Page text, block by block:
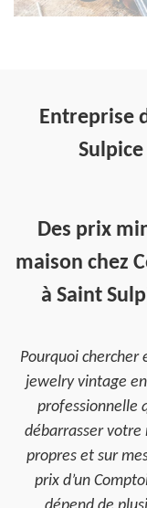
Entreprise
Des prix
maison chez
à Saint
Pourquoi chercher
jewelry vintage
professionnelle
débarrasser votre
propres et sur
prix d’un